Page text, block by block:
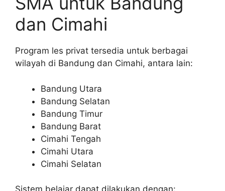
dan Cimahi
Program les privat tersedia untuk berbagai
wilayah di Bandung dan Cimahi, antara lain:
Bandung Utara
Bandung Selatan
Bandung Timur
Bandung Barat
Cimahi Tengah
Cimahi Utara
Cimahi Selatan
Sistem belajar dapat dilakukan dengan: